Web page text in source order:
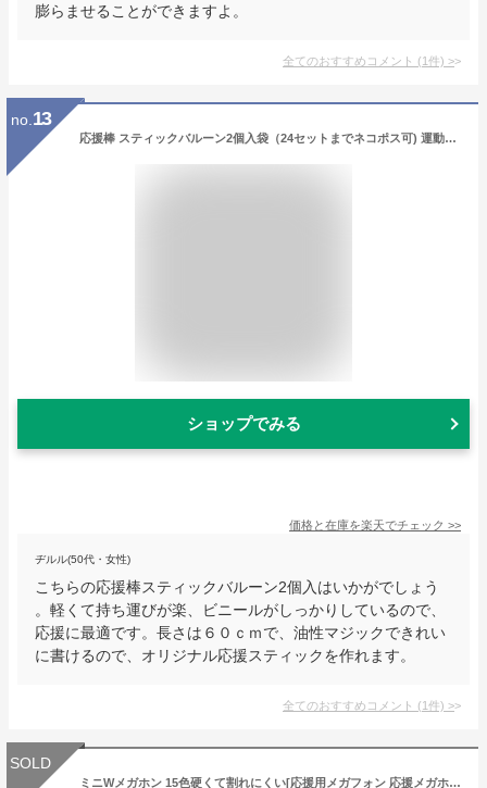
膨らませることができますよ。
全てのおすすめコメント (1件) >
no. 13
応援棒 スティックバルーン2個入袋（24セットまでネコポス可) 運動会 スポーツ 応援グッズ 風船 メガホン 体育祭 バレーボール 応援 野球 小学校 中学校 高校
ショップでみる
価格と在庫を楽天でチェック >>
ヂルル(50代・女性)
こちらの応援棒スティックバルーン2個入はいかがでしょう
。軽くて持ち運びが楽、ビニールがしっかりしているので、
応援に最適です。長さは６０ｃｍで、油性マジックできれい
に書けるので、オリジナル応援スティックを作れます。
全てのおすすめコメント (1件) >
SOLD
ミニWメガホン 15色硬くて割れにくい[応援用メガフォン 応援メガホン 応援グッズ 甲子園 高校野球 バレーボール Wメガホン 応援 インターハイ 高校サッカー 体育祭 運動会 スポーツ少年団 ダブルメガホン 選挙 メガホン 応援 組み合わせ自由 観戦